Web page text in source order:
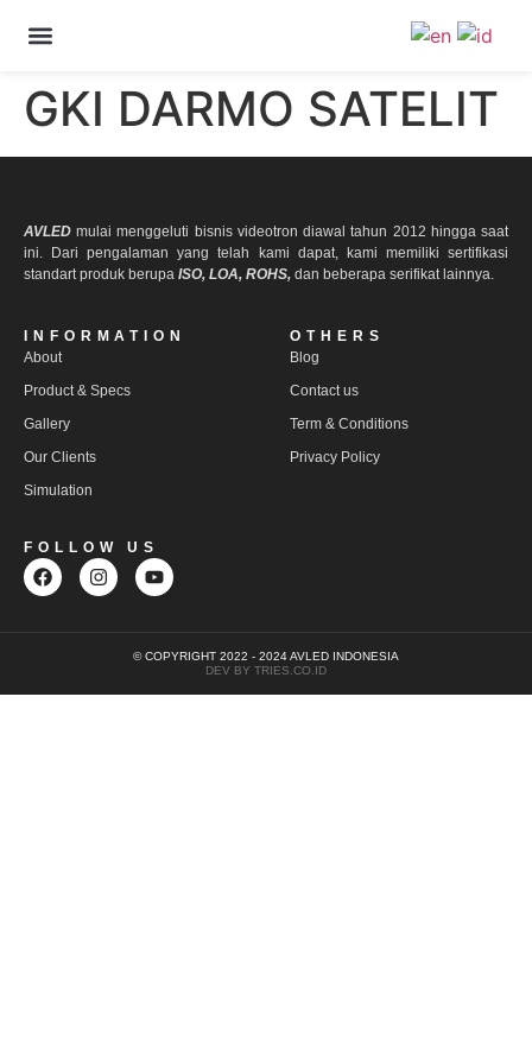
GKI DARMO SATELIT
AVLED mulai menggeluti bisnis videotron diawal tahun 2012 hingga saat
ini. Dari pengalaman yang telah kami dapat, kami memiliki sertifikasi
standart produk berupa ISO, LOA, ROHS, dan beberapa serifikat lainnya.
INFORMATION
About
Product & Specs
Gallery
Our Clients
Simulation
OTHERS
Blog
Contact us
Term & Conditions
Privacy Policy
FOLLOW US
© COPYRIGHT 2022 - 2024 AVLED INDONESIA
DEV BY TRIES.CO.ID